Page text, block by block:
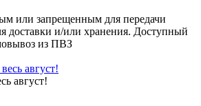
или запрещенным для передачи
доставки и/или хранения. Доступный
из ПВЗ
август!